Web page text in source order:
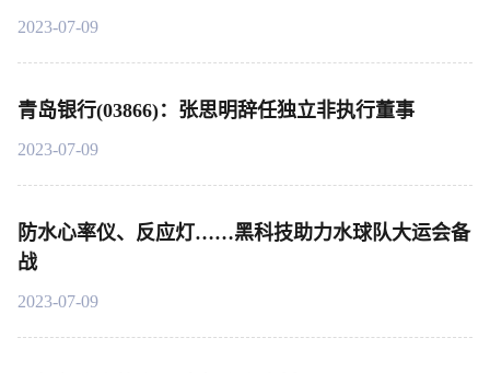
2023-07-09
青岛银行(03866)：张思明辞任独立非执行董事
2023-07-09
防水心率仪、反应灯……黑科技助力水球队大运会备
战
2023-07-09